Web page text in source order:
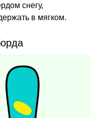
снегу,
в мягком.